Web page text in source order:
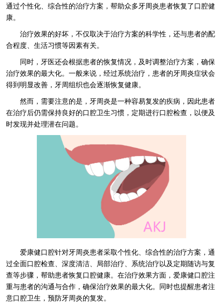
通过个性化、综合性的治疗方案，帮助众多牙周炎患者恢复了口腔健
康。
治疗效果的好坏，不仅取决于治疗方案的科学性，还与患者的配
合程度、生活习惯等因素有关。
同时，牙医还会根据患者的恢复情况，及时调整治疗方案，确保
治疗效果的最大化。一般来说，经过系统治疗，患者的牙周炎症状会
得到明显改善，牙周组织也会逐渐恢复健康。
然而，需要注意的是，牙周炎是一种容易复发的疾病，因此患者
在治疗后仍需保持良好的口腔卫生习惯，定期进行口腔检查，以便及
时发现并处理潜在问题。
爱康健口腔针对牙周炎患者采取个性化、综合性的治疗方案，通
过全面口腔检查、深度清洁、局部治疗、系统治疗以及定期随访与复
查等步骤，帮助患者恢复口腔健康。在治疗效果方面，爱康健口腔注
重与患者的沟通与合作，确保治疗效果的最大化。同时也提醒患者注
意口腔卫生，预防牙周炎的复发。